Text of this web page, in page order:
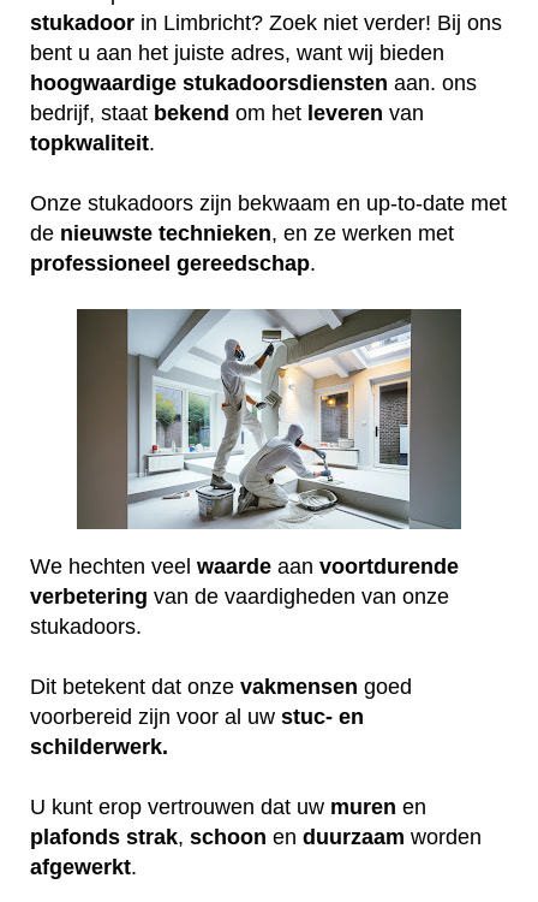
stukadoor in Limbricht? Zoek niet verder! Bij ons
bent u aan het juiste adres, want wij bieden
hoogwaardige stukadoorsdiensten aan. ons
bedrijf, staat bekend om het leveren van
topkwaliteit.
Onze stukadoors zijn bekwaam en up-to-date met
de nieuwste technieken, en ze werken met
professioneel gereedschap.
We hechten veel waarde aan voortdurende
verbetering van de vaardigheden van onze
stukadoors.
Dit betekent dat onze vakmensen goed
voorbereid zijn voor al uw stuc- en
schilderwerk.
U kunt erop vertrouwen dat uw muren en
plafonds strak, schoon en duurzaam worden
afgewerkt.